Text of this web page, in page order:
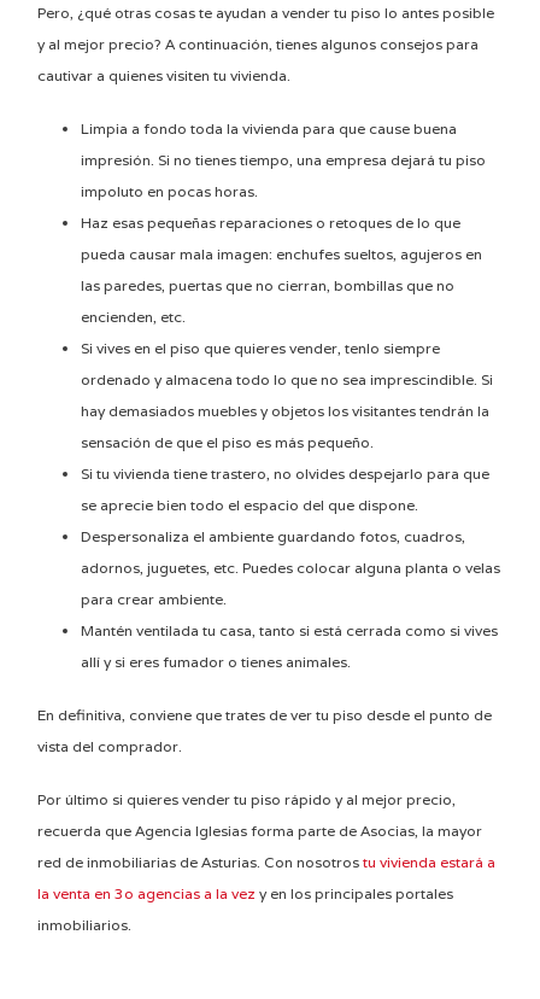
Pero, ¿qué otras cosas te ayudan a vender tu piso lo antes posible
y al mejor precio? A continuación, tienes algunos consejos para
cautivar a quienes visiten tu vivienda.
Limpia a fondo toda la vivienda para que cause buena
impresión. Si no tienes tiempo, una empresa dejará tu piso
impoluto en pocas horas.
Haz esas pequeñas reparaciones o retoques de lo que
pueda causar mala imagen: enchufes sueltos, agujeros en
las paredes, puertas que no cierran, bombillas que no
encienden, etc.
Si vives en el piso que quieres vender, tenlo siempre
ordenado y almacena todo lo que no sea imprescindible. Si
hay demasiados muebles y objetos los visitantes tendrán la
sensación de que el piso es más pequeño.
Si tu vivienda tiene trastero, no olvides despejarlo para que
se aprecie bien todo el espacio del que dispone.
Despersonaliza el ambiente guardando fotos, cuadros,
adornos, juguetes, etc. Puedes colocar alguna planta o velas
para crear ambiente.
Mantén ventilada tu casa, tanto si está cerrada como si vives
allí y si eres fumador o tienes animales.
En definitiva, conviene que trates de ver tu piso desde el punto de
vista del comprador.
Por último si quieres vender tu piso rápido y al mejor precio,
recuerda que Agencia Iglesias forma parte de Asocias, la mayor
red de inmobiliarias de Asturias. Con nosotros tu vivienda estará a
la venta en 3o agencias a la vez y en los principales portales
inmobiliarios.